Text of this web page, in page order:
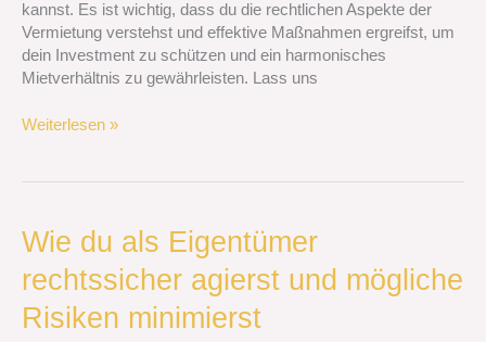
kannst. Es ist wichtig, dass du die rechtlichen Aspekte der
Vermietung verstehst und effektive Maßnahmen ergreifst, um
dein Investment zu schützen und ein harmonisches
Mietverhältnis zu gewährleisten. Lass uns
Konflikte
vermeidest
Weiterlesen »
Wie du als Eigentümer
rechtssicher agierst und mögliche
Risiken minimierst
Wie
du
als
rechtssicher